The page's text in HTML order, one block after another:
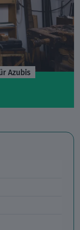
Azubis